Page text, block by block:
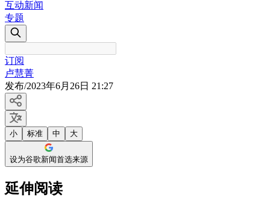
互动新闻
专题
订阅
卢慧菁
发布/2023年6月26日 21:27
小 标准 中 大
设为谷歌新闻首选来源
延伸阅读